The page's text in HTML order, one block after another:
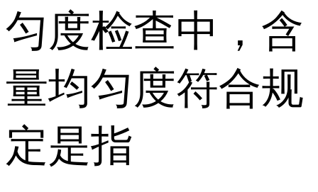
匀度检查中，含
量均匀度符合规
定是指